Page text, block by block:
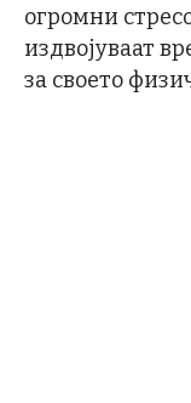
огромни
издвојуваат
за своето